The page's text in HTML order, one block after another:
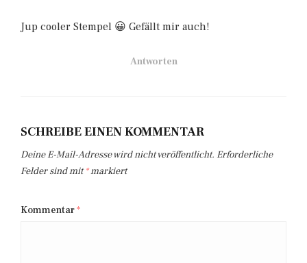
Jup cooler Stempel 😀 Gefällt mir auch!
Antworten
SCHREIBE EINEN KOMMENTAR
Deine E-Mail-Adresse wird nicht veröffentlicht. Erforderliche
Felder sind mit*markiert
Kommentar*